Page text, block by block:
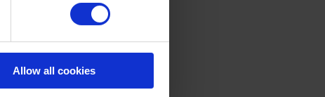
Allow all cookies
bringt.